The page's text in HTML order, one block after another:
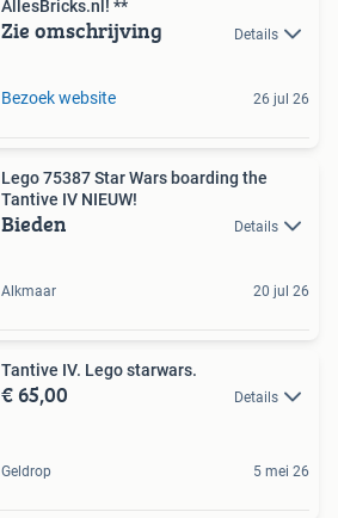
AllesBricks.nl! **
Zie omschrijving Details
Bezoek website 26 jul 26
Lego 75387 Star Wars boarding the
Tantive IV NIEUW!
Bieden Details
Alkmaar 20 jul 26
Tantive IV. Lego starwars.
€ 65,00 Details
Geldrop 5 mei 26